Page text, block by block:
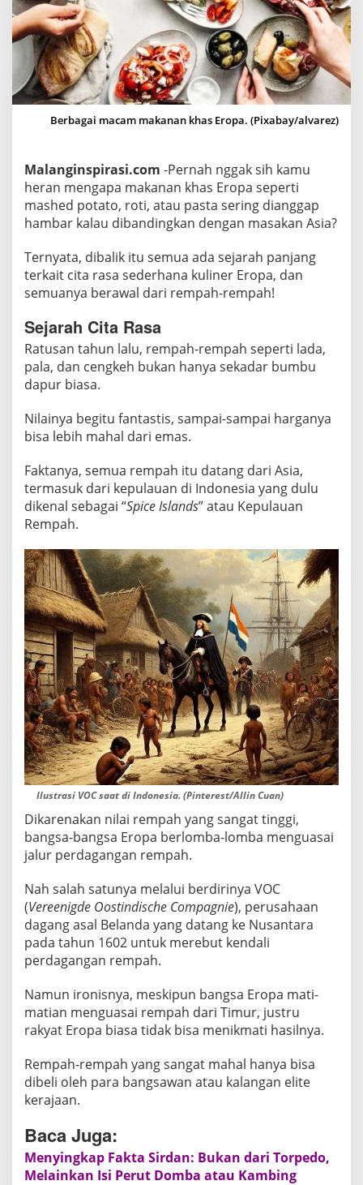
M
a
k
a
n
n
a
s
a
a
H
b
?
I
n
A
a
s
a
n
n
y
a
Berbagai macam makanan khas Eropa. (Pixabay/alvarez)
Malanginspirasi.com -Pernah nggak sih kamu
heran mengapa makanan khas Eropa seperti
mashed potato, roti, atau pasta sering dianggap
hambar kalau dibandingkan dengan masakan Asia?
Ternyata, dibalik itu semua ada sejarah panjang
terkait cita rasa sederhana kuliner Eropa, dan
semuanya berawal dari rempah-rempah!
Sejarah Cita Rasa
Ratusan tahun lalu, rempah-rempah seperti lada,
pala, dan cengkeh bukan hanya sekadar bumbu
dapur biasa.
Nilainya begitu fantastis, sampai-sampai harganya
bisa lebih mahal dari emas.
Faktanya, semua rempah itu datang dari Asia,
termasuk dari kepulauan di Indonesia yang dulu
dikenal sebagai “Spice Islands” atau Kepulauan
Rempah.
Ilustrasi VOC saat di Indonesia. (Pinterest/Allin Cuan)
Dikarenakan nilai rempah yang sangat tinggi,
bangsa-bangsa Eropa berlomba-lomba menguasai
jalur perdagangan rempah.
Nah salah satunya melalui berdirinya VOC
(Vereenigde Oostindische Compagnie), perusahaan
dagang asal Belanda yang datang ke Nusantara
pada tahun 1602 untuk merebut kendali
perdagangan rempah.
Namun ironisnya, meskipun bangsa Eropa mati-
matian menguasai rempah dari Timur, justru
rakyat Eropa biasa tidak bisa menikmati hasilnya.
Rempah-rempah yang sangat mahal hanya bisa
dibeli oleh para bangsawan atau kalangan elite
kerajaan.
Baca Juga:
Menyingkap Fakta Sirdan: Bukan dari Torpedo,
Melainkan Isi Perut Domba atau Kambing